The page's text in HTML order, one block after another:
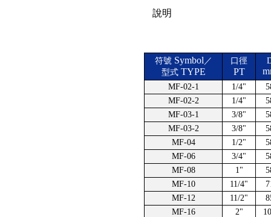
說明
符號 Symbol／
型式 TYPE
口徑
PT
MF-02-1 1/4"
MF-02-2
1/4"
MF-03-1
3/8"
MF-03-2
3/8"
MF-04
1/2"
MF-06
3/4"
MF-08
1"
MF-10
11/4"
MF-12
11/2"
MF-16
2"